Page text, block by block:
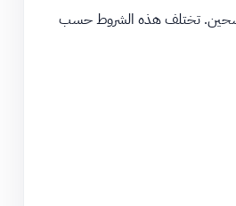
تختلف هذه الشروط حسب